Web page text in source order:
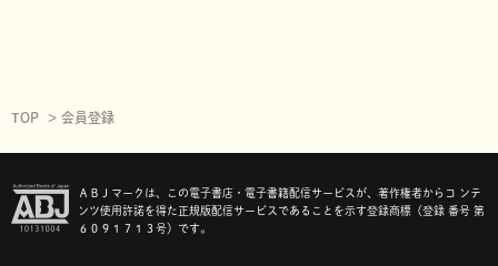
TOP 会員登録
ＡＢＪマークは、この電子書店・電子書籍配信サービスが、著作権者からコ ンテ
ンツ使用許諾を得た正規版配信サービスであることを示す登録商標（登録 番号 第
６０９１７１３号）です。